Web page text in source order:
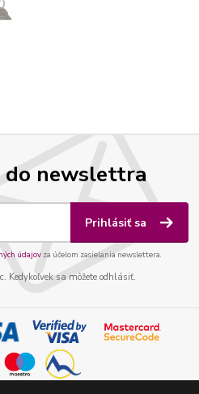
do newslettra
Prihlásiť sa
údajov za účelom zasielania newslettera.
Kedykoľvek sa môžete odhlásiť.